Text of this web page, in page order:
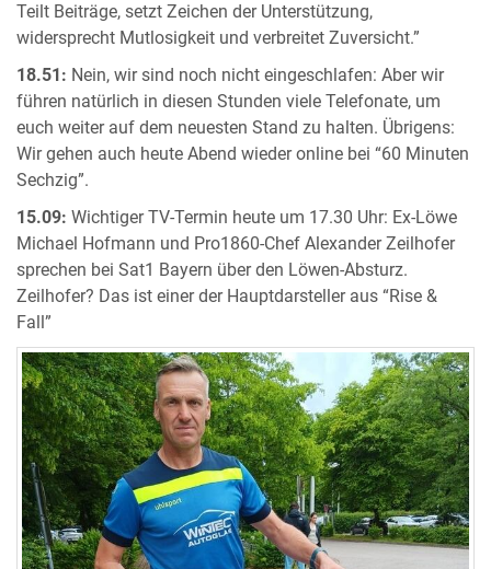
Teilt Beiträge, setzt Zeichen der Unterstützung,
widersprecht Mutlosigkeit und verbreitet Zuversicht.”
18.51: Nein, wir sind noch nicht eingeschlafen: Aber wir
führen natürlich in diesen Stunden viele Telefonate, um
euch weiter auf dem neuesten Stand zu halten. Übrigens:
Wir gehen auch heute Abend wieder online bei “60 Minuten
Sechzig”.
15.09: Wichtiger TV-Termin heute um 17.30 Uhr: Ex-Löwe
Michael Hofmann und Pro1860-Chef Alexander Zeilhofer
sprechen bei Sat1 Bayern über den Löwen-Absturz.
Zeilhofer? Das ist einer der Hauptdarsteller aus “Rise &
Fall”